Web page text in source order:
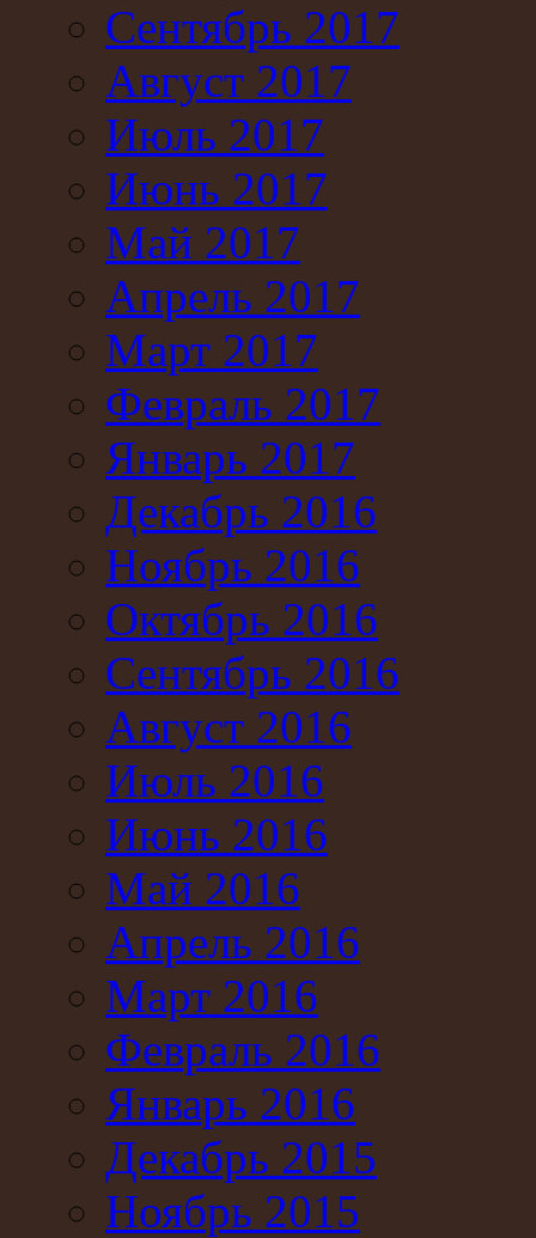
Сентябрь 2017
Август 2017
Июль 2017
Июнь 2017
Май 2017
Апрель 2017
Март 2017
Февраль 2017
Январь 2017
Декабрь 2016
Ноябрь 2016
Октябрь 2016
Сентябрь 2016
Август 2016
Июль 2016
Июнь 2016
Май 2016
Апрель 2016
Март 2016
Февраль 2016
Январь 2016
Декабрь 2015
Ноябрь 2015